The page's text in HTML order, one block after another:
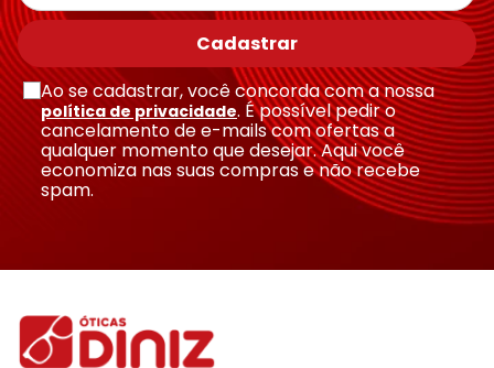
Cadastrar
Ao se cadastrar, você concorda com a nossa
política de privacidade. É possível pedir o
cancelamento de e-mails com ofertas a
qualquer momento que desejar. Aqui você
economiza nas suas compras e não recebe
spam.